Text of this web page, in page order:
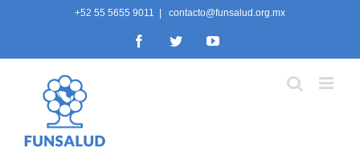
+52 55 5655 9011 contacto@funsalud.org.mx
FacebookTwitterYouTube